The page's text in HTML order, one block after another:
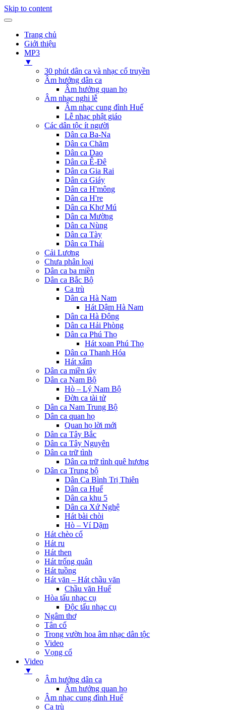
Skip to content
Trang chủ
Giới thiệu
MP3
▼
30 phút dân ca và nhạc cổ truyền
Âm hưởng dân ca
Âm hưởng quan họ
Âm nhạc nghi lễ
Âm nhạc cung đình Huế
Lễ nhạc phật giáo
Các dân tộc ít người
Dân ca Ba-Na
Dân ca Chăm
Dân ca Dao
Dân ca Ê-Đê
Dân ca Gia Rai
Dân ca Giáy
Dân ca H'mông
Dân ca H're
Dân ca Khơ Mú
Dân ca Mường
Dân ca Nùng
Dân ca Tày
Dân ca Thái
Cải Lương
Chưa phân loại
Dân ca ba miền
Dân ca Bắc Bộ
Ca trù
Dân ca Hà Nam
Hát Dậm Hà Nam
Dân ca Hà Đông
Dân ca Hải Phòng
Dân ca Phú Thọ
Hát xoan Phú Thọ
Dân ca Thanh Hóa
Hát xẩm
Dân ca miền tây
Dân ca Nam Bộ
Hò – Lý Nam Bộ
Đờn ca tài tử
Dân ca Nam Trung Bộ
Dân ca quan họ
Quan họ lời mới
Dân ca Tây Bắc
Dân ca Tây Nguyên
Dân ca trữ tình
Dân ca trữ tình quê hương
Dân ca Trung bộ
Dân Ca Bình Trị Thiên
Dân ca Huế
Dân ca khu 5
Dân ca Xứ Nghệ
Hát bài chòi
Hò – Ví Dặm
Hát chèo cổ
Hát ru
Hát then
Hát trống quân
Hát tuồng
Hát văn – Hát chầu văn
Chầu văn Huế
Hòa tấu nhạc cụ
Độc tấu nhạc cụ
Ngâm thơ
Tân cổ
Trong vườn hoa âm nhạc dân tộc
Video
Vọng cổ
Video
▼
Âm hưởng dân ca
Âm hưởng quan họ
Âm nhạc cung đình Huế
Ca trù